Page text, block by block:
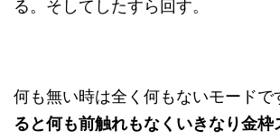
る。そしてしたすら回す。
何も無い時は全く何もないモードで
ると何も前触れもなくいきなり金枠